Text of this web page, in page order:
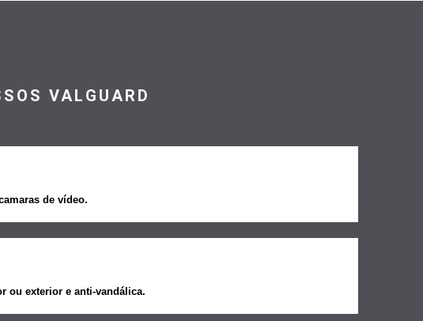
VALGUARD
de vídeo.
ou exterior e anti-vandálica.